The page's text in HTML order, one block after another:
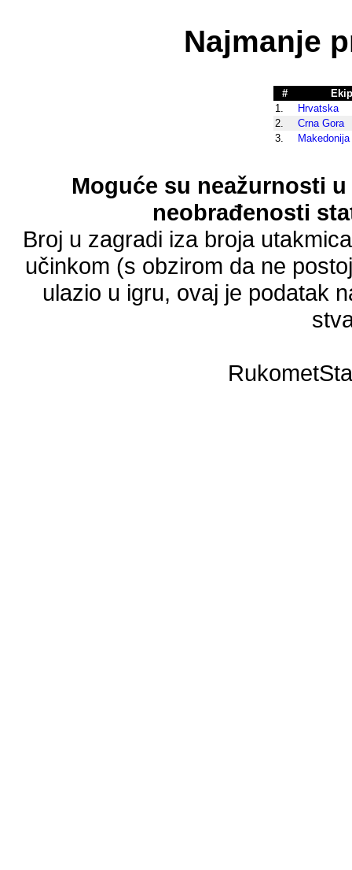
Najmanje
#
1.
Hrvatska
2.
Crna Gora
3.
Makedonija
Moguće su neažurnosti
neobrađenosti
Broj u zagradi iza broja
učinkom (s obzirom da ne
ulazio u igru, ovaj je podatak